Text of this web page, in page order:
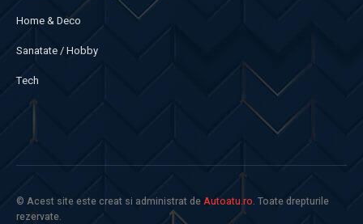
Home & Deco
Sanatate / Hobby
Tech
© Acest site este creat si administrat deAutoatu.ro. Toate drepturile
rezervate.